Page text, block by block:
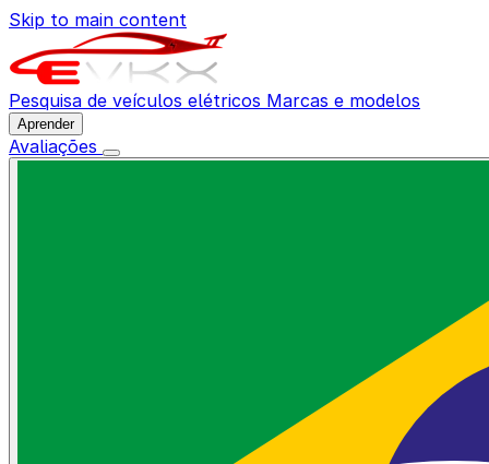
Skip to main content
Pesquisa de veículos elétricos Marcas e modelos
Aprender
Avaliações